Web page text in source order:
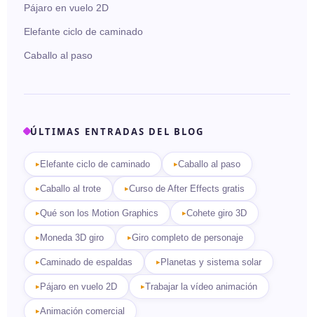
Pájaro en vuelo 2D
Elefante ciclo de caminado
Caballo al paso
ÚLTIMAS ENTRADAS DEL BLOG
Elefante ciclo de caminado Caballo al paso
Caballo al trote Curso de After Effects gratis
Qué son los Motion Graphics Cohete giro 3D
Moneda 3D giro Giro completo de personaje
Caminado de espaldas Planetas y sistema solar
Pájaro en vuelo 2D Trabajar la vídeo animación
Animación comercial